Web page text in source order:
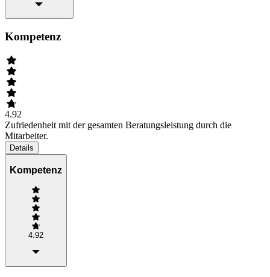
Kompetenz
4.92
Zufriedenheit mit der gesamten Beratungsleistung durch die
Mitarbeiter.
Details
Kompetenz
4.92